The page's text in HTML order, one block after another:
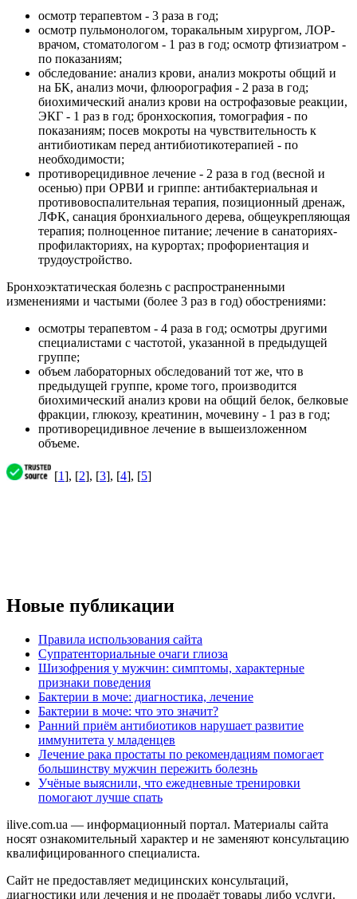
осмотр терапевтом - 3 раза в год;
осмотр пульмонологом, торакальным хирургом, ЛОР-
врачом, стоматологом - 1 раз в год; осмотр фтизиатром -
по показаниям;
обследование: анализ крови, анализ мокроты общий и
на БК, анализ мочи, флюорография - 2 раза в год;
биохимический анализ крови на острофазовые реакции,
ЭКГ - 1 раз в год; бронхоскопия, томография - по
показаниям; посев мокроты на чувствительность к
антибиотикам перед антибиотикотерапией - по
необходимости;
противорецидивное лечение - 2 раза в год (весной и
осенью) при ОРВИ и гриппе: антибактериальная и
противовоспалительная терапия, позиционный дренаж,
ЛФК, санация бронхиального дерева, общеукрепляющая
терапия; полноценное питание; лечение в санаториях-
профилакториях, на курортах; профориентация и
трудоустройство.
Бронхоэктатическая болезнь с распространенными
изменениями и частыми (более 3 раз в год) обострениями:
осмотры терапевтом - 4 раза в год; осмотры другими
специалистами с частотой, указанной в предыдущей
группе;
объем лабораторных обследований тот же, что в
предыдущей группе, кроме того, производится
биохимический анализ крови на общий белок, белковые
фракции, глюкозу, креатинин, мочевину - 1 раз в год;
противорецидивное лечение в вышеизложенном
объеме.
[1], [2], [3], [4], [5]
Новые публикации
Правила использования сайта
Супратенториальные очаги глиоза
Шизофрения у мужчин: симптомы, характерные
признаки поведения
Бактерии в моче: диагностика, лечение
Бактерии в моче: что это значит?
Ранний приём антибиотиков нарушает развитие
иммунитета у младенцев
Лечение рака простаты по рекомендациям помогает
большинству мужчин пережить болезнь
Учёные выяснили, что ежедневные тренировки
помогают лучше спать
ilive.com.ua — информационный портал. Материалы сайта
носят ознакомительный характер и не заменяют консультацию
квалифицированного специалиста.
Сайт не предоставляет медицинских консультаций,
диагностики или лечения и не продаёт товары либо услуги.